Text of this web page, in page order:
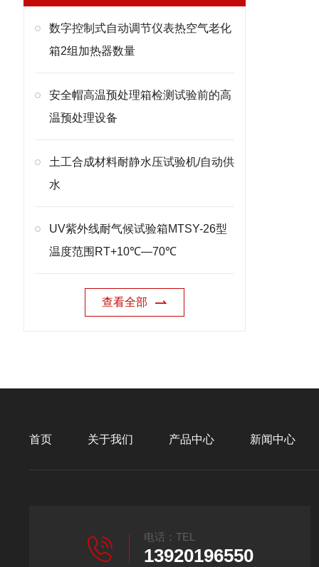
数字控制式自动调节仪表热空气老化
箱2组加热器数量
安全帽高温预处理箱检测试验前的高
温预处理设备
土工合成材料耐静水压试验机/自动供
水
UV紫外线耐气候试验箱MTSY-26型
温度范围RT+10℃—70℃
查看全部
首页 关于我们 产品中心 新闻中心
电话：TEL
13920196550